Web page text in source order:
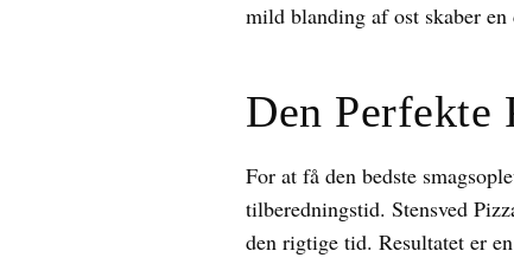
mild blanding af ost skaber
Den Perfekte
For at få den bedste
tilberedningstid. Stensved
den rigtige tid. Resultatet er